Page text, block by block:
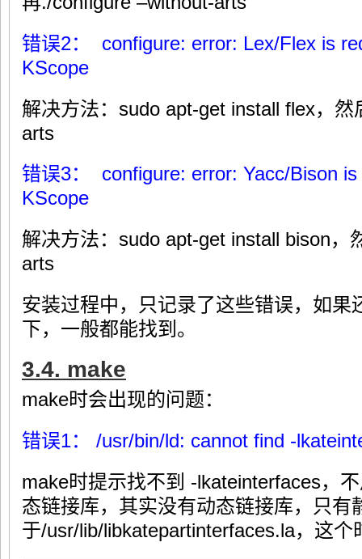
错误2： configure: error: Lex/Flex is
KScope
解决方法：sudo apt-get install flex，
arts
错误3： configure: error: Yacc/Bison
KScope
解决方法：sudo apt-get install bison，
arts
安装过程中，只记录了这些错误，如果
下，一般都能找到。
3.4. make
make时会出现的问题：
错误1： /usr/bin/ld: cannot find -
make时提示找不到 -lkateinterfaces，
态链接库，其实没有动态链接库，只有
于/usr/lib/libkatepartinterfaces.la，这